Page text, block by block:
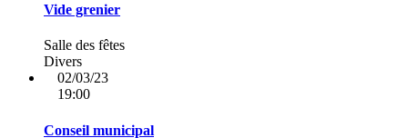
Vide grenier
Salle des fêtes
Divers
02/03/23
19:00
Conseil municipal